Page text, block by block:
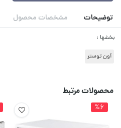
توضیحات مشخصات محصول
بخشها :
آون توستر
محصولات مرتبط
%6